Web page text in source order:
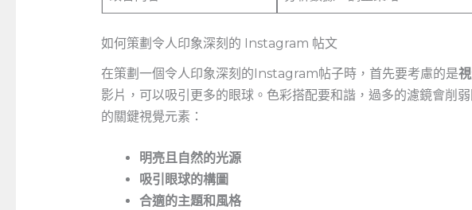
如何策劃令人印象深刻的 Instagram 帖文
在策劃一個令人印象深刻的Instagram帖子時，首先要考慮的是
影片，可以吸引更多的眼球。色彩搭配要和諧，過多的濾鏡會削
的關鍵視覺元素：
明亮且自然的光源
吸引眼球的構圖
合適的主題和風格